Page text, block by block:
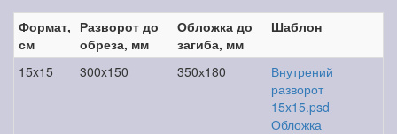
Формат,
см
Разворот до
обреза, мм
Обложка до
загиба, мм
Шаблон
15x15 300x150 350х180
Внутрений
разворот
15x15.psd
Обложка